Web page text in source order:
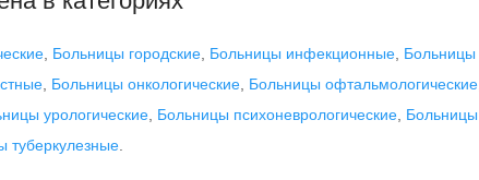
Больницы городские Больницы инфекционные Больницы
Больницы онкологические Больницы офтальмологические
урологические Больницы психоневрологические Больницы
туберкулезные